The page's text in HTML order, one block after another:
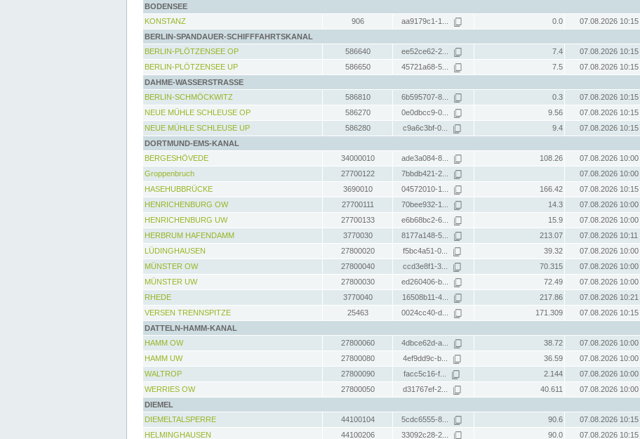
BODENSEE
KONSTANZ
906 aa9179c1-1... 0.0
07.08.2026 10:15
BERLIN-SPANDAUER-SCHIFFFAHRTSKANAL
BERLIN-PLÖTZENSEE OP
586640 ee52ce62-2... 7.4
07.08.2026 10:15
BERLIN-PLÖTZENSEE UP
586650 45721a68-5... 7.5
07.08.2026 10:15
DAHME-WASSERSTRASSE
BERLIN-SCHMÖCKWITZ
586810 6b595707-8... 0.3
07.08.2026 10:15
NEUE MÜHLE SCHLEUSE OP
586270 0e0dbcc9-0... 9.56
07.08.2026 10:15
NEUE MÜHLE SCHLEUSE UP
586280 c9a6c3bf-0... 9.4
07.08.2026 10:15
DORTMUND-EMS-KANAL
BERGESHÖVEDE
34000010 ade3a084-8... 108.26
07.08.2026 10:00
Groppenbruch
27700122 7bbdb421-2...
07.08.2026 10:00
HASEHUBBRÜCKE
3690010 04572010-1... 166.42
07.08.2026 10:15
HENRICHENBURG OW
27700111 70bee932-1... 14.3
07.08.2026 10:00
HENRICHENBURG UW
27700133 e6b68bc2-6... 15.9
07.08.2026 10:00
HERBRUM HAFENDAMM
3770030 8177a148-5... 213.07
07.08.2026 10:11
LÜDINGHAUSEN
27800020 f5bc4a51-0... 39.32
07.08.2026 10:00
MÜNSTER OW
27800040 ccd3e8f1-3... 70.315
07.08.2026 10:00
MÜNSTER UW
27800030 ed260406-b... 72.49
07.08.2026 10:00
RHEDE
3770040 16508b11-4... 217.86
07.08.2026 10:21
VERSEN TRENNSPITZE
25463 0024cc40-d... 171.309
07.08.2026 10:15
DATTELN-HAMM-KANAL
HAMM OW
27800060 4dbce62d-a... 38.72
07.08.2026 10:00
HAMM UW
27800080 4ef9dd9c-b... 36.59
07.08.2026 10:00
WALTROP
27800090 facc5c16-f... 2.144
07.08.2026 10:00
WERRIES OW
27800050 d31767ef-2... 40.611
07.08.2026 10:00
DIEMEL
DIEMELTALSPERRE
44100104 5cdc6555-8... 90.6
07.08.2026 10:15
HELMINGHAUSEN
44100206 33092c28-2... 90.0
07.08.2026 10:15